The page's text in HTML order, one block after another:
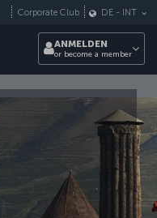
Corporate Club DE - INT
ANMELDEN
or become a member